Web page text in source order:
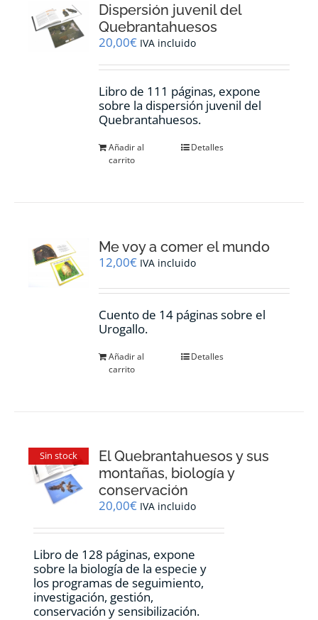
Dispersión juvenil del
Quebrantahuesos
20,00€ IVA incluido
Libro de 111 páginas, expone
sobre la dispersión juvenil del
Quebrantahuesos.
Añadir al
carrito
Detalles
Me voy a comer el mundo
12,00€ IVA incluido
Cuento de 14 páginas sobre el
Urogallo.
Añadir al
carrito
Detalles
Sin stock
El Quebrantahuesos y sus
montañas, biología y
conservación
20,00€ IVA incluido
Libro de 128 páginas, expone
sobre la biología de la especie y
los programas de seguimiento,
investigación, gestión,
conservación y sensibilización.